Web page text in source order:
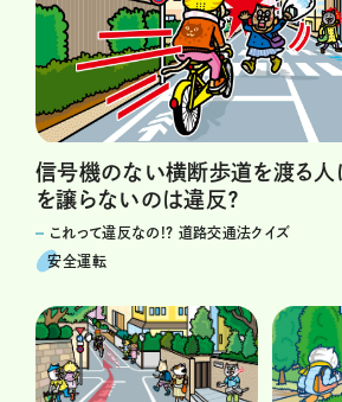
信号機のない横断歩道を渡る人
を譲らないのは違反？
これって違反なの!? 道路交通法クイズ
安全運転